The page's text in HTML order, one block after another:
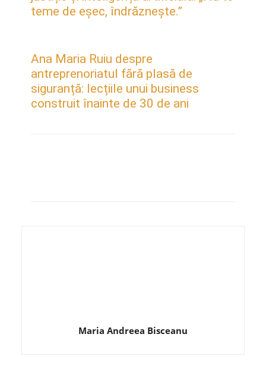
teme de eșec, îndrăznește.”
Ana Maria Ruiu despre
antreprenoriatul fără plasă de
siguranță: lecțiile unui business
construit înainte de 30 de ani
Maria Andreea Bisceanu